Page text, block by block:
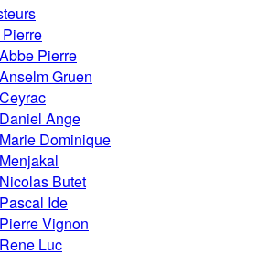
Pierre
Gruen
Ange
Dominique
Butet
Ide
Vignon
Luc